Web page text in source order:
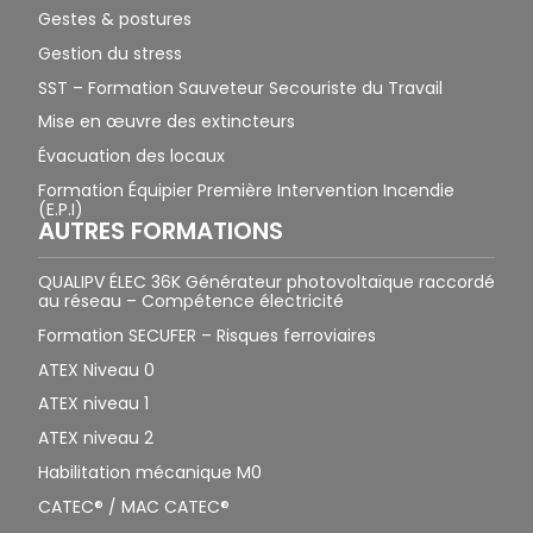
Gestes & postures
Gestion du stress
SST – Formation Sauveteur Secouriste du Travail
Mise en œuvre des extincteurs
Évacuation des locaux
Formation Équipier Première Intervention Incendie
(E.P.I)
AUTRES FORMATIONS
QUALIPV ÉLEC 36K Générateur photovoltaïque raccordé
au réseau – Compétence électricité
Formation SECUFER – Risques ferroviaires
ATEX Niveau 0
ATEX niveau 1
ATEX niveau 2
Habilitation mécanique M0
CATEC® / MAC CATEC®